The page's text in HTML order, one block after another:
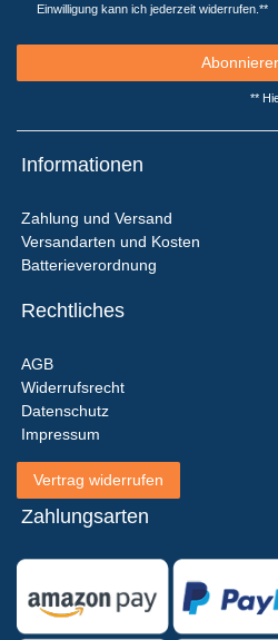
Einwilligung kann ich jederzeit widerrufen.**
**
Informationen
Zahlung und Versand
Versandarten und Kosten
Batterieverordnung
Rechtliches
AGB
Widerrufsrecht
Datenschutz
Impressum
Vertrag widerrufen
Zahlungsarten